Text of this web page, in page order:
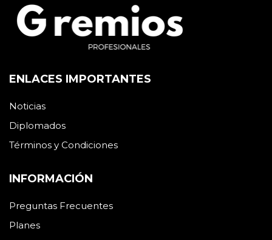
ENLACES IMPORTANTES
Noticias
Diplomados
Términos y Condiciones
INFORMACIÓN
Preguntas Frecuentes
Planes